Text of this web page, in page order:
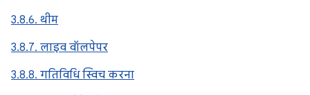
3.8.6. थीम
3.8.7. लाइव वॉलपेपर
3.8.8. गतिविधि स्विच करना